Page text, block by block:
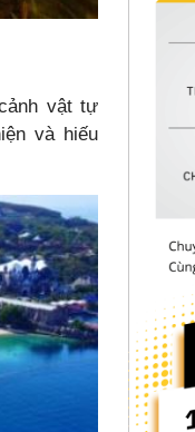
vật tự
và hiếu